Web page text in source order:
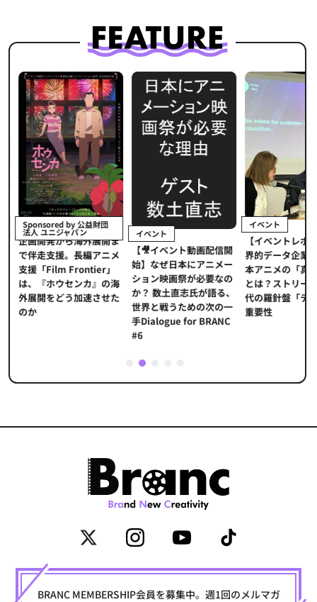
Sponsored by 公益財団
法人 ユニジャパン
企画開発から海外展開ま
で伴走支援。長編アニメ
支援「Film Frontier」
は、『ホウセンカ』の海
外展開をどう加速させた
のか
イベント
【🎥イベント動画配信開
始】なぜ日本にアニメー
ション映画祭が必要なの
か？ 数土直志氏が語る、
世界と戦うための次の一
手Dialogue for BRANC
#6
イベント
【イベントレポ
界的データ企業
本アニメの「真
とは？ストリー
代の羅針盤「デ
重要性
2
BRANC MEMBERSHIP会員を募集中。週1回のメルマガ